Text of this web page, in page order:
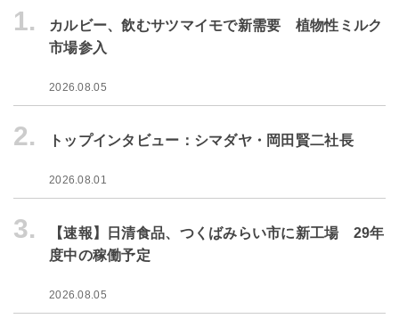
1.
カルビー、飲むサツマイモで新需要 植物性ミルク
市場参入
2026.08.05
2. トップインタビュー：シマダヤ・岡田賢二社長
2026.08.01
3.
【速報】日清食品、つくばみらい市に新工場 29年
度中の稼働予定
2026.08.05